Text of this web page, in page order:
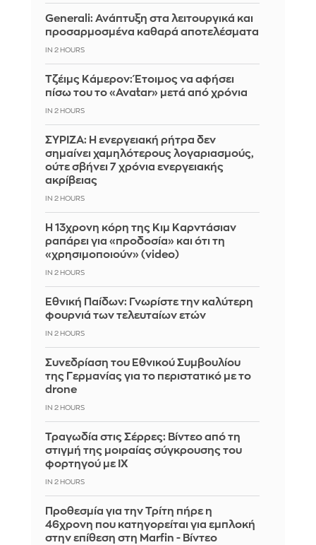
Generali: Ανάπτυξη στα λειτουργικά και
προσαρμοσμένα καθαρά αποτελέσματα
IN 2 HOURS
Τζέιμς Κάμερον: Έτοιμος να αφήσει
πίσω του το «Avatar» μετά από χρόνια
IN 2 HOURS
ΣΥΡΙΖΑ: Η ενεργειακή ρήτρα δεν
σημαίνει χαμηλότερους λογαριασμούς,
ούτε σβήνει 7 χρόνια ενεργειακής
ακρίβειας
IN 2 HOURS
Η 13χρονη κόρη της Κιμ Καρντάσιαν
ραπάρει για «προδοσία» και ότι τη
«χρησιμοποιούν» (video)
IN 2 HOURS
Εθνική Παίδων: Γνωρίστε την καλύτερη
φουρνιά των τελευταίων ετών
IN 2 HOURS
Συνεδρίαση του Εθνικού Συμβουλίου
της Γερμανίας για το περιστατικό με το
drone
IN 2 HOURS
Τραγωδία στις Σέρρες: Βίντεο από τη
στιγμή της μοιραίας σύγκρουσης του
φορτηγού με ΙΧ
IN 2 HOURS
Προθεσμία για την Τρίτη πήρε η
46χρονη που κατηγορείται για εμπλοκή
στην επίθεση στη Marfin - Βίντεο